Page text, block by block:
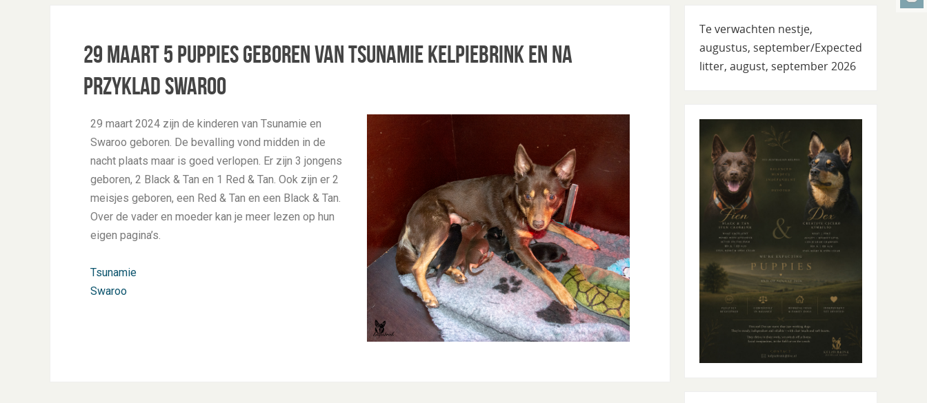
29 maart 5 puppies geboren van Tsunamie Kelpiebrink en Na
Przyklad Swaroo
29 maart 2024 zijn de kinderen van Tsunamie en
Swaroo geboren. De bevalling vond midden in de
nacht plaats maar is goed verlopen. Er zijn 3 jongens
geboren, 2 Black & Tan en 1 Red & Tan. Ook zijn er 2
meisjes geboren, een Red & Tan en een Black & Tan.
Over de vader en moeder kan je meer lezen op hun
eigen pagina’s.
Tsunamie
Swaroo
Te verwachten nestje,
augustus, september/Expected
litter, august, september 2026